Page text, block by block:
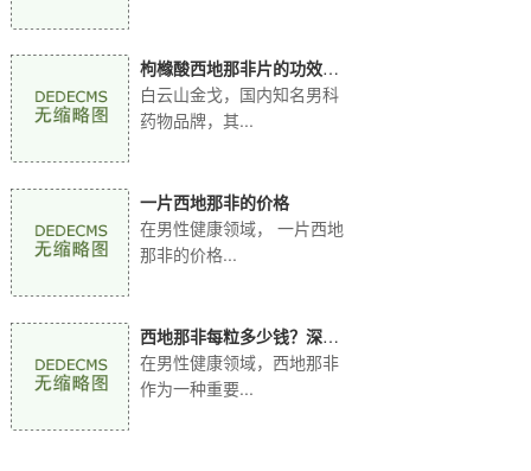
枸橼酸西地那非片的功效：
全方位解读白云山金
白云山金戈，国内知名男科
药物品牌，其...
一片西地那非的价格
在男性健康领域， 一片西地
那非的价格...
西地那非每粒多少钱？深入
解析白云山金戈价格
在男性健康领域，西地那非
作为一种重要...